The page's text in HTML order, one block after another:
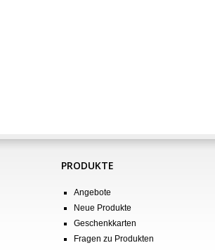
PRODUKTE
Angebote
Neue Produkte
Geschenkkarten
Fragen zu Produkten